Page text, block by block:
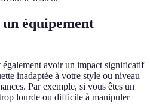
équipement
avoir un impact significatif
inadaptée à votre style ou niveau
Par exemple, si vous êtes un
lourde ou difficile à manipuler